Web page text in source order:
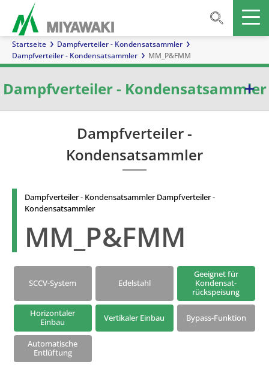
Startseite
Dampfverteiler - Kondensatsammler
Dampfverteiler - Kondensatsammler
MM_P&FMM
Dampfverteiler - Kondensatsammler
Dampfverteiler -
Kondensatsammler
Dampfverteiler - Kondensatsammler Dampfverteiler -
Kondensatsammler
MM_P&FMM
SCCV-System Edelstahl
Geeignet für
Kondensat-
rückspeisung
Horizontaler
Einbau
Vertikaler Einbau Bypass-Funktion
Automatische
Entlüftung